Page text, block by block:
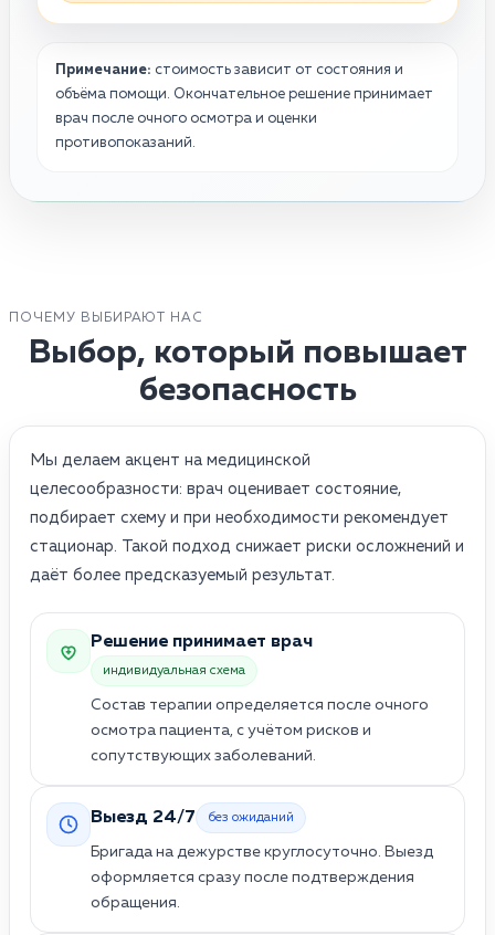
Примечание: стоимость зависит от состояния и
объёма помощи. Окончательное решение принимает
врач после очного осмотра и оценки
противопоказаний.
ПОЧЕМУ ВЫБИРАЮТ НАС
Выбор, который повышает
безопасность
Мы делаем акцент на медицинской
целесообразности: врач оценивает состояние,
подбирает схему и при необходимости рекомендует
стационар. Такой подход снижает риски осложнений и
даёт более предсказуемый результат.
Решение принимает врач
индивидуальная схема
Состав терапии определяется после очного
осмотра пациента, с учётом рисков и
сопутствующих заболеваний.
Выезд 24/7 без ожиданий
Бригада на дежурстве круглосуточно. Выезд
оформляется сразу после подтверждения
обращения.